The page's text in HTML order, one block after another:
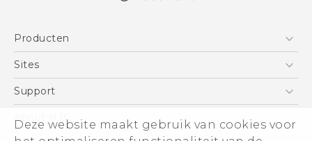
Deze website maakt gebruik van cookies voor
English - User manual
Nederlands - CE-Conformiteitsverklaring
Producten
Telefoons
Vive
Accessoires
Sites
HTC Vive
Aan de slag
Support
Support voor eCommerce
About HTC